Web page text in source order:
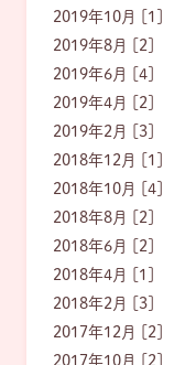
2019年10月 [1]
2019年8月 [2]
2019年6月 [4]
2019年4月 [2]
2019年2月 [3]
2018年12月 [1]
2018年10月 [4]
2018年8月 [2]
2018年6月 [2]
2018年4月 [1]
2018年2月 [3]
2017年12月 [2]
2017年10月 [2]